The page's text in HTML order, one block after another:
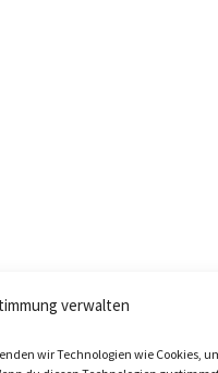
verwalten
wir Technologien wie Cookies,